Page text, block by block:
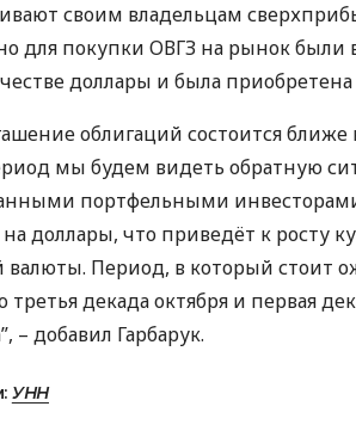
своим владельцам
для покупки ОВГЗ на рынок были
доллары и была приобретена
облигаций состоится
мы будем видеть обратную
портфельными
доллары, что приведёт к росту
валюты. Период, в который стоит
третья декада октября и первая
– добавил Гарбарук.
УНН